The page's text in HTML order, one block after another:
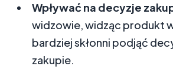
Wpływać na decyzje
widzowie, widząc produkt
bardziej skłonni podjąć
zakupie.